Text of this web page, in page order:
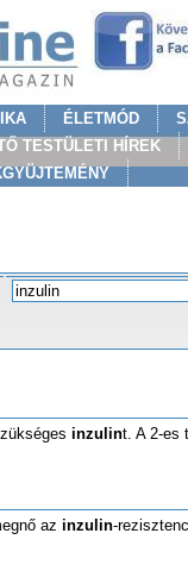
ÉLETMÓD
TESTÜLETI HÍREK
inzulint. A 2-es
az inzulin-